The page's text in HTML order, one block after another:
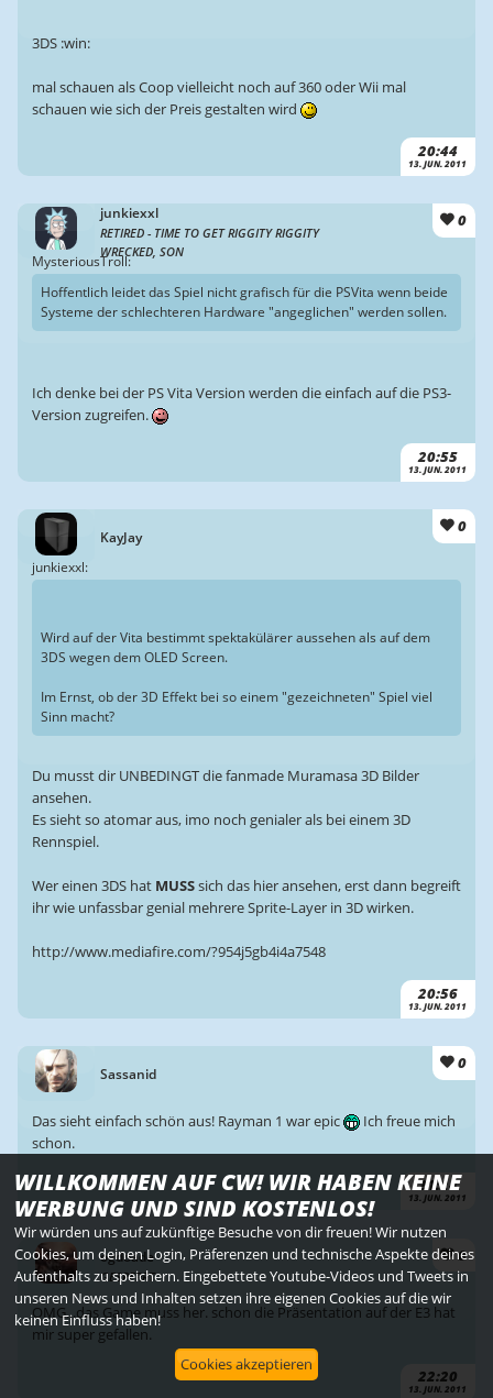
20:44
13. JUN. 2011
3DS :win:
mal schauen als Coop vielleicht noch auf 360 oder Wii mal
schauen wie sich der Preis gestalten wird
junkiexxl
RETIRED - TIME TO GET RIGGITY RIGGITY
WRECKED, SON
0
20:55
13. JUN. 2011
MysteriousTroll:
Hoffentlich leidet das Spiel nicht grafisch für die PSVita wenn beide
Systeme der schlechteren Hardware "angeglichen" werden sollen.
Ich denke bei der PS Vita Version werden die einfach auf die PS3-
Version zugreifen.
KayJay
0
20:56
13. JUN. 2011
junkiexxl:
Wird auf der Vita bestimmt spektakülärer aussehen als auf dem
3DS wegen dem OLED Screen.
Im Ernst, ob der 3D Effekt bei so einem "gezeichneten" Spiel viel
Sinn macht?
Du musst dir UNBEDINGT die fanmade Muramasa 3D Bilder
ansehen.
Es sieht so atomar aus, imo noch genialer als bei einem 3D
Rennspiel.
Wer einen 3DS hat MUSSsich das hier ansehen, erst dann begreift
ihr wie unfassbar genial mehrere Sprite-Layer in 3D wirken.
http://www.mediafire.com/?954j5gb4i4a7548
Sassanid
0
21:24
13. JUN. 2011
Das sieht einfach schön aus! Rayman 1 war epic
Ich freue mich
schon.
ogdoade
GESPERRT
0
22:20
13. JUN. 2011
OMG...das Game muss her. schon die Präsentation auf der E3 hat
mir super gefallen.
WILLKOMMEN AUF CW! WIR HABEN KEINE
WERBUNG UND SIND KOSTENLOS!
Wir würden uns auf zukünftige Besuche von dir freuen! Wir nutzen
Cookies, um deinen Login, Präferenzen und technische Aspekte deines
Aufenthalts zu speichern. Eingebettete Youtube-Videos und Tweets in
unseren News und Inhalten setzen ihre eigenen Cookies auf die wir
keinen Einfluss haben!
Cookies akzeptieren